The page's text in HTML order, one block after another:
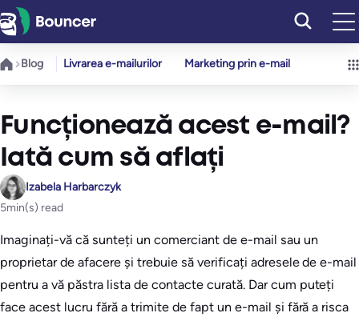
Sari
la
conținut
Blog Livrarea e-mailurilor Marketing prin e-mail
Funcționează acest e-mail?
Iată cum să aflați
Izabela Harbarczyk
5min(s) read
Imaginați-vă că sunteți un comerciant de e-mail sau un
proprietar de afacere și trebuie să verificați adresele de e-mail
pentru a vă păstra lista de contacte curată. Dar cum puteți
face acest lucru fără a trimite de fapt un e-mail și fără a risca